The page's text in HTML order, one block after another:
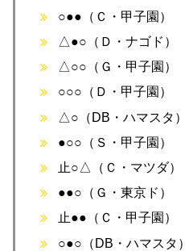
○●●（Ｃ・甲子園）
△●○（Ｄ・ナゴド）
△○○（Ｇ・甲子園）
○○○（Ｄ・甲子園）
△○（DB・ハマスタ）
●○○（Ｓ・甲子園）
止○△（Ｃ・マツダ）
●●○（Ｇ・東京ド）
止●●（Ｃ・甲子園）
○●○（DB・ハマスタ）